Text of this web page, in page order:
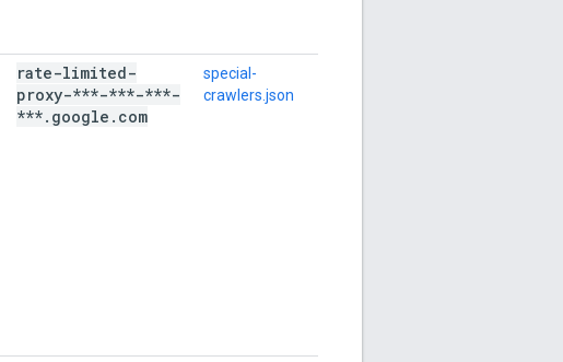
rate-limited-
proxy-***-***-***-
***. google . com
special-
crawlers.json